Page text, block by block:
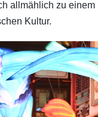
allmählich zu einem
Kultur.